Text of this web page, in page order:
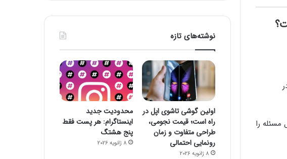
در
ارتباطی و کاهش 2 درصدی در حل مسئله را
نوشته‌های تازه
اولین گوشی تاشوی اپل در
راه است؛ قیمت نجومی،
طراحی متفاوت و زمان
رونمایی احتمالی
8 ژانویه 2026
محدودیت جدید
اینستاگرام: هر پست فقط
پنج هشتگ
8 ژانویه 2026